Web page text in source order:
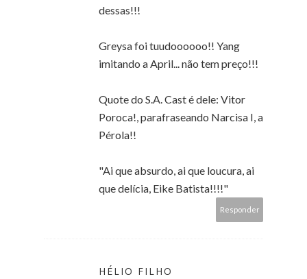
dessas!!!
Greysa foi tuudoooooo!! Yang
imitando a April... não tem preço!!!
Quote do S.A. Cast é dele: Vitor
Poroca!, parafraseando Narcisa I, a
Pérola!!
"Ai que absurdo, ai que loucura, ai
que delícia, Eike Batista!!!!"
Responder
HÉLIO FILHO